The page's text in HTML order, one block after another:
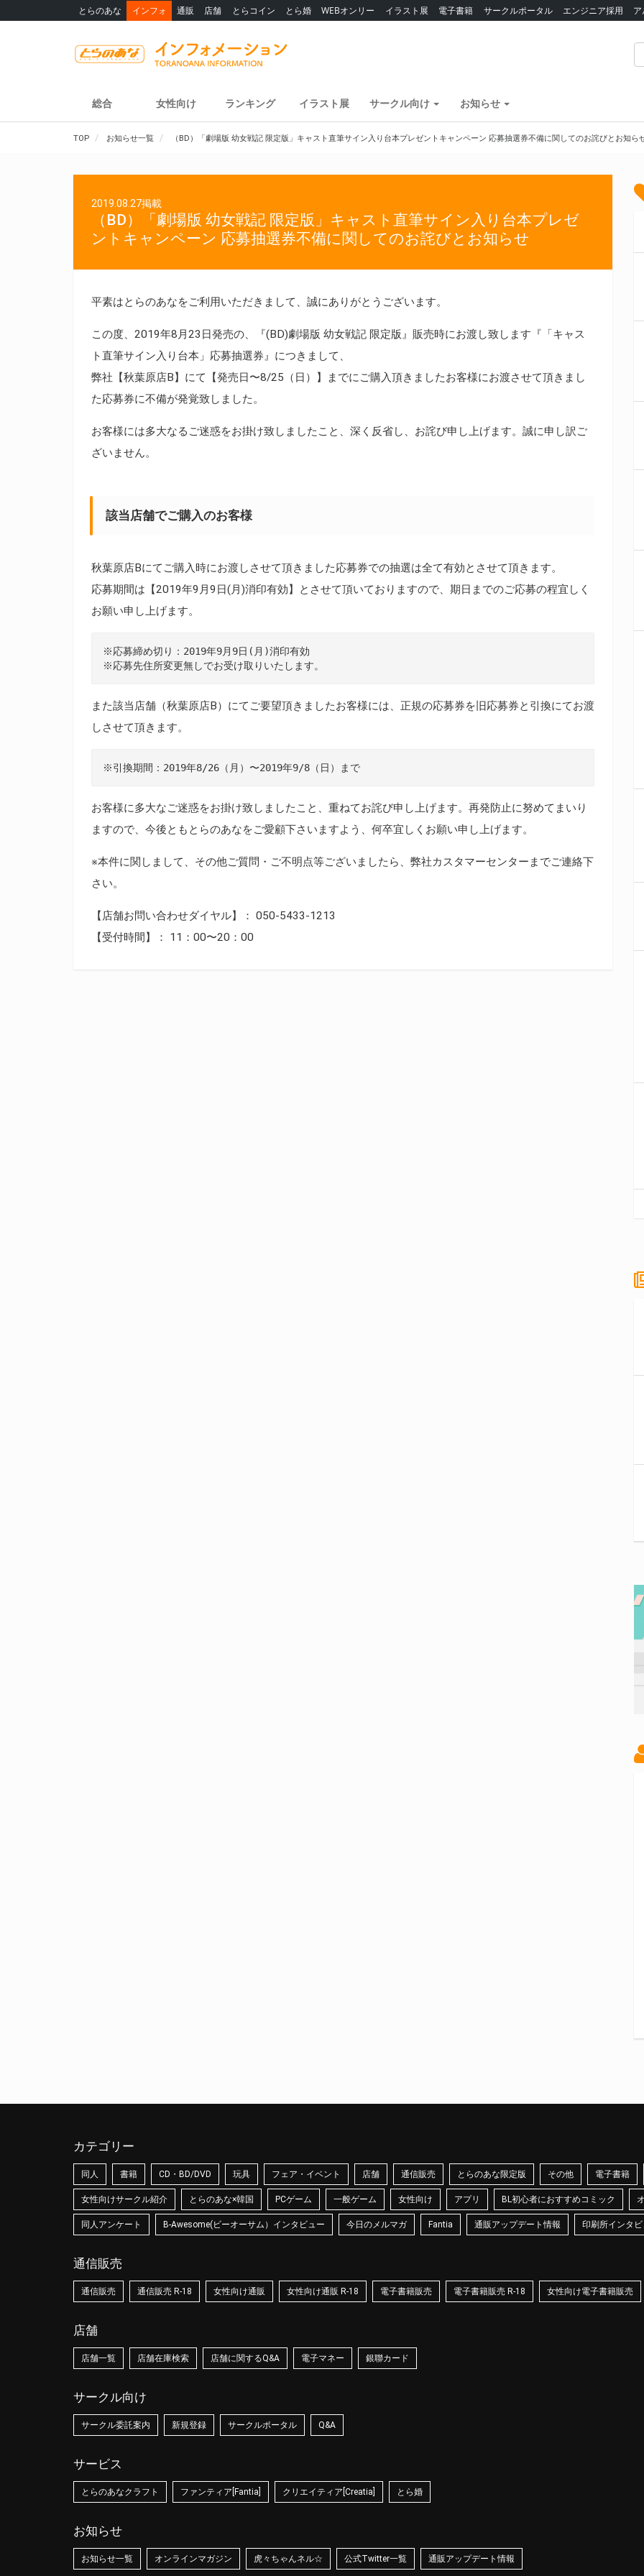
とらのあな インフォ 通販 店舗 とらコイン とら婚 WEBオンリー イラスト展 電子書籍 サークルポータル エンジニア採用
総合 女性向け ランキング イラスト展 サークル向け お知らせ
TOP お知らせ一覧 （BD）「劇場版 幼女戦記 限定版」キャスト直筆サイン入り台本プレゼントキャンペーン 応募抽選券不備に関してのお詫びとお知ら
2019.08.27掲載
（BD）「劇場版 幼女戦記 限定版」キャスト直筆サイン入り台本プレゼ
ントキャンペーン 応募抽選券不備に関してのお詫びとお知らせ
平素はとらのあなをご利用いただきまして、誠にありがとうございます。
この度、2019年8月23日発売の、『(BD)劇場版 幼女戦記 限定版』販売時にお渡し致します『「キャス
ト直筆サイン入り台本」応募抽選券』につきまして、
弊社【秋葉原店B】にて【発売日〜8/25（日）】までにご購入頂きましたお客様にお渡させて頂きまし
た応募券に不備が発覚致しました。
お客様には多大なるご迷惑をお掛け致しましたこと、深く反省し、お詫び申し上げます。誠に申し訳ご
ざいません。
該当店舗でご購入のお客様
秋葉原店Bにてご購入時にお渡しさせて頂きました応募券での抽選は全て有効とさせて頂きます。
応募期間は【2019年9月9日(月)消印有効】とさせて頂いておりますので、期日までのご応募の程宜しく
お願い申し上げます。
※応募締め切り：2019年9月9日(月)消印有効
また該当店舗（秋葉原店B）にてご要望頂きましたお客様には、正規の応募券を旧応募券と引換にてお渡
しさせて頂きます。
お客様に多大なご迷惑をお掛け致しましたこと、重ねてお詫び申し上げます。再発防止に努めてまいり
ますので、今後ともとらのあなをご愛顧下さいますよう、何卒宜しくお願い申し上げます。
※本件に関しまして、その他ご質問・ご不明点等ございましたら、弊社カスタマーセンターまでご連絡下
さい。
【店舗お問い合わせダイヤル】： 050-5433-1213
【受付時間】： 11：00〜20：00
カテゴリー
同人 書籍 CD・BD/DVD 玩具 フェア・イベント 店舗 通信販売 とらのあな限定版 その他 電子書籍
女性向けサークル紹介 とらのあな×韓国 PCゲーム 一般ゲーム 女性向け アプリ BL初心者におすすめコミック
同人アンケート B-Awesome(ビーオーサム）インタビュー 今日のメルマガ Fantia 通販アップデート情報 印刷所インタ
通信販売
通信販売 通信販売 R-18 女性向け通販 女性向け通販 R-18 電子書籍販売 電子書籍販売 R-18 女性向け電子書籍販売
店舗
店舗一覧 店舗在庫検索 店舗に関するQ&A 電子マネー 銀聯カード
サークル向け
サークル委託案内 新規登録 サークルポータル Q&A
サービス
とらのあなクラフト ファンティア[Fantia] クリエイティア[Creatia] とら婚
お知らせ
お知らせ一覧 オンラインマガジン 虎々ちゃんネル☆ 公式Twitter一覧 通販アップデート情報